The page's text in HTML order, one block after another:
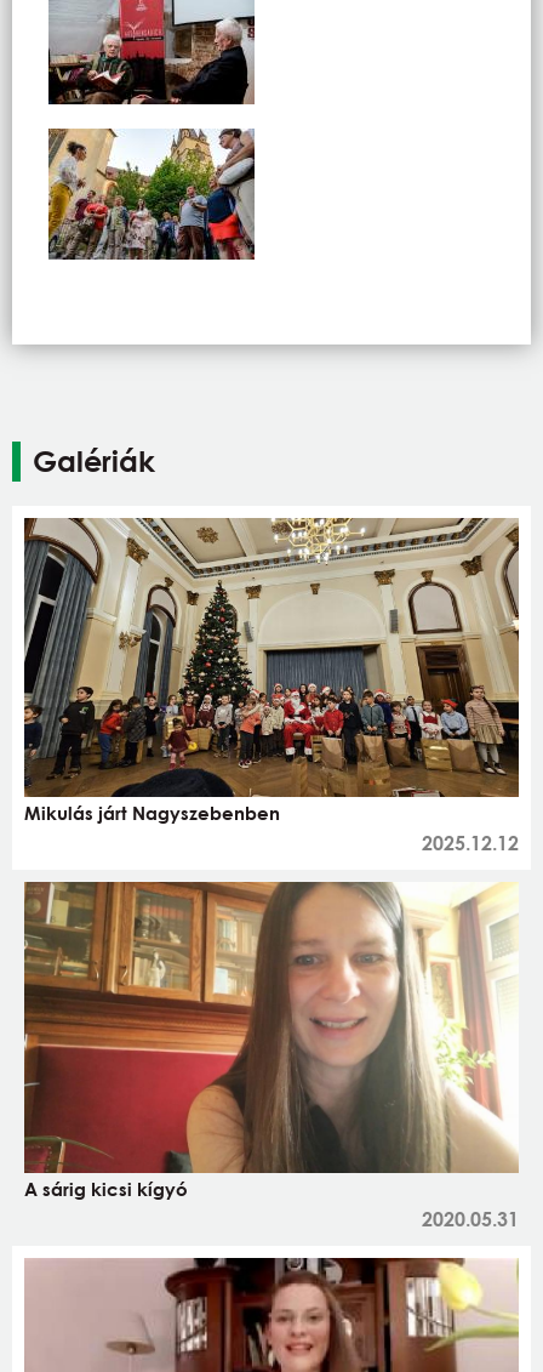
Galériák
Mikulás járt Nagyszebenben
2025.12.12
A sárig kicsi kígyó
2020.05.31